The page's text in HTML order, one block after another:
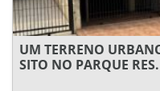
UM TERRENO
SITO NO PARQUE